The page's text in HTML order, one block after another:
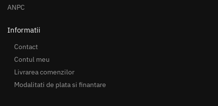
ANPC
Informatii
Contact
Contul meu
Livrarea comenzilor
Modalitati de plata si finantare